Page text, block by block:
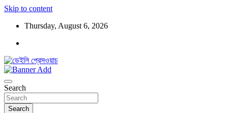
Skip to content
Thursday, August 6, 2026
ডেইলি প্রেসওয়াচ
Search
Search